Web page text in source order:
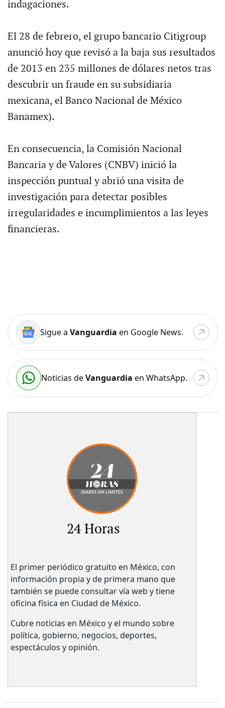
indagaciones.
El 28 de febrero, el grupo bancario Citigroup
anunció hoy que revisó a la baja sus resultados
de 2013 en 235 millones de dólares netos tras
descubrir un fraude en su subsidiaria
mexicana, el Banco Nacional de México
Banamex).
En consecuencia, la Comisión Nacional
Bancaria y de Valores (CNBV) inició la
inspección puntual y abrió una visita de
investigación para detectar posibles
irregularidades e incumplimientos a las leyes
financieras.
Sigue a Vanguardia en Google News.
Noticias deVanguardia en WhatsApp.
24 Horas
El primer periódico gratuito en México, con
información propia y de primera mano que
también se puede consultar vía web y tiene
oficina física en Ciudad de México.
Cubre noticias en México y el mundo sobre
política, gobierno, negocios, deportes,
espectáculos y opinión.